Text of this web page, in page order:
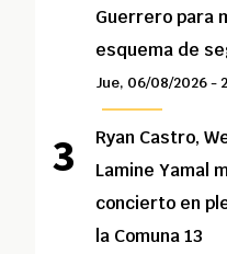
Guerrero para
esquema de
Jue, 06/08/2026 -
Ryan Castro,
Lamine Yamal
concierto en
la Comuna 13